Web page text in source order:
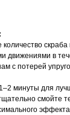
движениями в
с потерей
минуты для
смойте